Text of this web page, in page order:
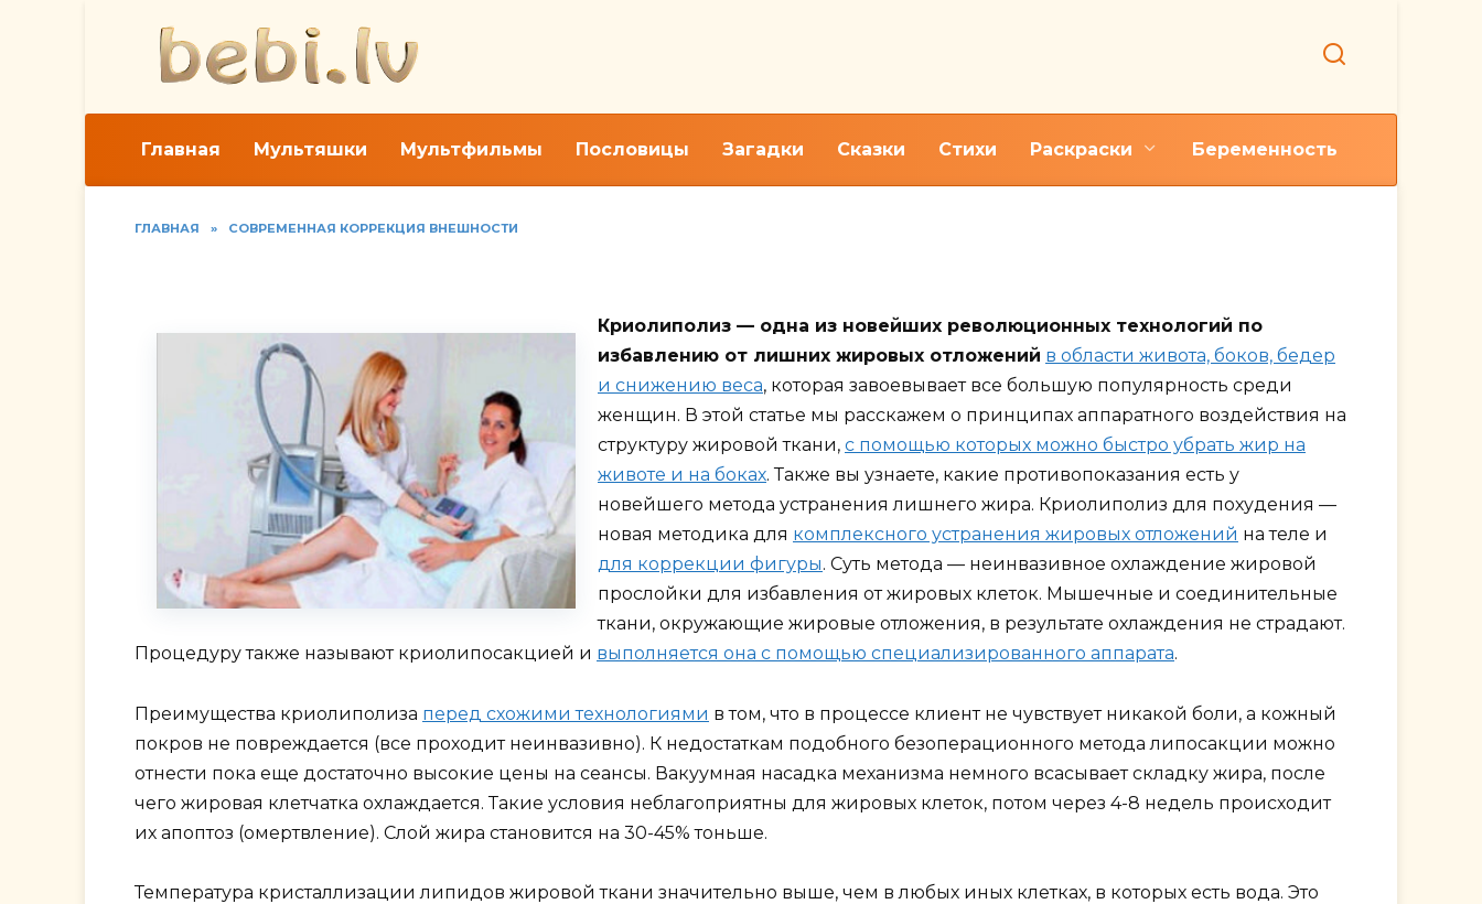
Главная Мультяшки Мультфильмы Пословицы Загадки Сказки Стихи Раскраски Беременность
ГЛАВНАЯ » СОВРЕМЕННАЯ КОРРЕКЦИЯ ВНЕШНОСТИ
Криолиполиз — одна из новейших революционных технологий по
избавлению от лишних жировых отложений в области живота, боков, бедер
и снижению веса, которая завоевывает все большую популярность среди
женщин. В этой статье мы расскажем о принципах аппаратного воздействия на
структуру жировой ткани, с помощью которых можно быстро убрать жир на
животе и на боках. Также вы узнаете, какие противопоказания есть у
новейшего метода устранения лишнего жира. Криолиполиз для похудения —
новая методика для комплексного устранения жировых отложений на теле и
для коррекции фигуры. Суть метода — неинвазивное охлаждение жировой
прослойки для избавления от жировых клеток. Мышечные и соединительные
ткани, окружающие жировые отложения, в результате охлаждения не страдают.
Процедуру также называют криолипосакцией и выполняется она с помощью специализированного аппарата.
Преимущества криолиполиза перед схожими технологиями в том, что в процессе клиент не чувствует никакой боли, а кожный
покров не повреждается (все проходит неинвазивно). К недостаткам подобного безоперационного метода липосакции можно
отнести пока еще достаточно высокие цены на сеансы. Вакуумная насадка механизма немного всасывает складку жира, после
чего жировая клетчатка охлаждается. Такие условия неблагоприятны для жировых клеток, потом через 4-8 недель происходит
их апоптоз (омертвление). Слой жира становится на 30-45% тоньше.
Температура кристаллизации липидов жировой ткани значительно выше, чем в любых иных клетках, в которых есть вода. Это